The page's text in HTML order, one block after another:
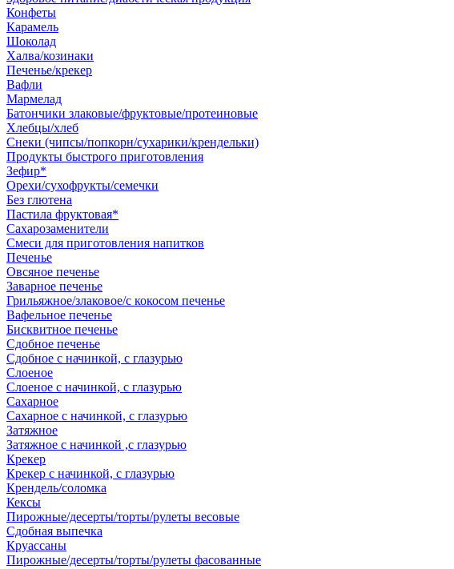
Конфеты
Карамель
Шоколад
Халва/козинаки
Печенье/крекер
Вафли
Мармелад
Батончики злаковые/фруктовые/протеиновые
Хлебцы/хлеб
Снеки (чипсы/попкорн/сухарики/крендельки)
Продукты быстрого приготовления
Зефир*
Орехи/сухофрукты/семечки
Без глютена
Пастила фруктовая*
Сахарозаменители
Смеси для приготовления напитков
Печенье
Овсяное печенье
Заварное печенье
Грильяжное/злаковое/с кокосом печенье
Вафельное печенье
Бисквитное печенье
Сдобное печенье
Сдобное с начинкой, с глазурью
Слоеное
Слоеное с начинкой, с глазурью
Сахарное
Сахарное с начинкой, с глазурью
Затяжное
Затяжное с начинкой ,с глазурью
Крекер
Крекер с начинкой, с глазурью
Крендель/соломка
Кексы
Пирожные/десерты/торты/рулеты весовые
Сдобная выпечка
Круассаны
Пирожные/десерты/торты/рулеты фасованные